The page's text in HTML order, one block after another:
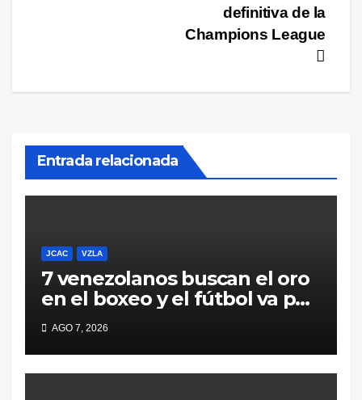
definitiva de la
Champions League
Entrada relacionada
JCAC VZLA
7 venezolanos buscan el oro
en el boxeo y el fútbol va por
la consagración ante México
en Santo Domingo 2026
AGO 7, 2026